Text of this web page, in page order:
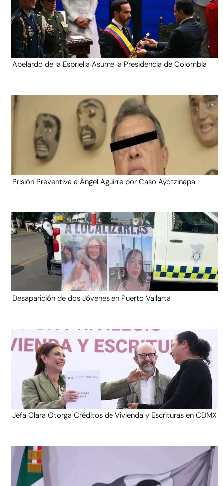
Abelardo de la Espriella Asume la Presidencia de Colombia
Prisión Preventiva a Ángel Aguirre por Caso Ayotzinapa
Desaparición de dos Jóvenes en Puerto Vallarta
Jefa Clara Otorga Créditos de Vivienda y Escrituras en CDMX